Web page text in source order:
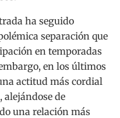
ha seguido
separación que
en temporadas
en los últimos
actitud más cordial
alejándose de
una relación más